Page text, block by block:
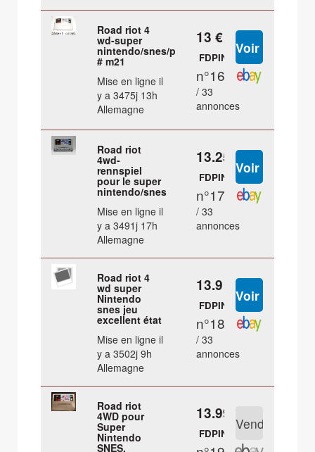
Road riot 4
wd-super
nintendo/snes/pal
# m21
Mise en ligne il
y a 3475j 13h
Allemagne
13 €
FDPIN
n°16
/ 33
annonces
Road riot
4wd-
rennspiel
pour le super
nintendo/snes
Mise en ligne il
y a 3491j 17h
Allemagne
13.25 €
FDPIN
n°17
/ 33
annonces
Road riot 4
wd super
Nintendo
snes jeu
excellent état
Mise en ligne il
y a 3502j 9h
Allemagne
13.9 €
FDPIN
n°18
/ 33
annonces
Road riot
4WD pour
Super
Nintendo
SNES,
13.99 €
FDPIN